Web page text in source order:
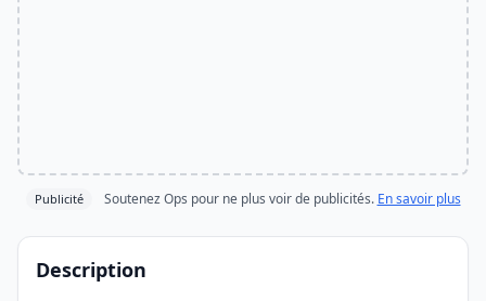
Publicité Soutenez Ops pour ne plus voir de publicités. En savoir plus
Description